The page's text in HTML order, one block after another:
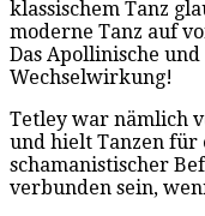
klassischem Tanz
moderne Tanz auf
Das Apollinische
Wechselwirkung!
Tetley war nämlich
und hielt Tanzen für
schamanistischer
verbunden sein,